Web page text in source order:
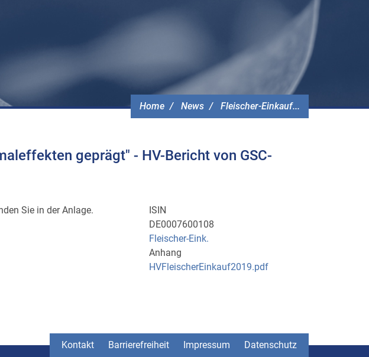
Home News Fleischer-Einkauf...
geprägt" - HV-Bericht von GSC-
Sie in der Anlage.
ISIN
DE0007600108
Fleischer-Eink.
Anhang
HVFleischerEinkauf2019.pdf
Kontakt Barrierefreiheit Impressum Datenschutz